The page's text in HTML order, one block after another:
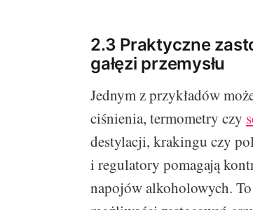
2.3 Praktyczne
gałęzi przemysłu
Jednym z przykładów
ciśnienia, termometry czy
destylacji, krakingu czy
i regulatory pomagają
napojów alkoholowych.